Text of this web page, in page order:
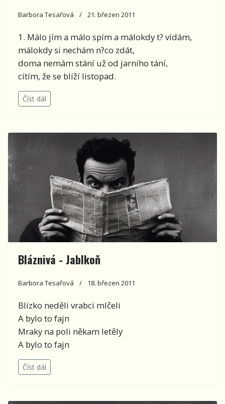
Barbora Tesařová 21. březen 2011
1. Málo jím a málo spím a málokdy t? vídám,
málokdy si nechám n?co zdát,
doma nemám stání už od jarního tání,
cítím, že se blíží listopad.
Číst dál
Bláznivá - Jablkoň
Barbora Tesařová 18. březen 2011
Blízko neděli vrabci mlčeli
A bylo to fajn
Mraky na poli někam letěly
A bylo to fajn
Číst dál